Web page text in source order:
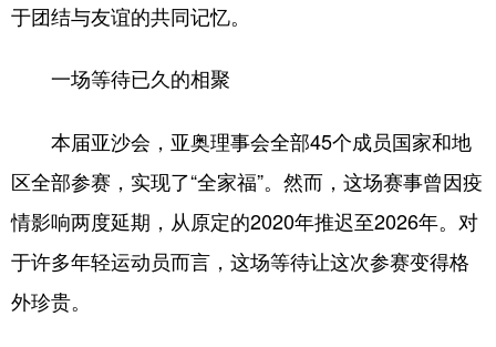
于团结与友谊的共同记忆。
一场等待已久的相聚
本届亚沙会，亚奥理事会全部45个成员国家和地
区全部参赛，实现了“全家福”。然而，这场赛事曾因疫
情影响两度延期，从原定的2020年推迟至2026年。对
于许多年轻运动员而言，这场等待让这次参赛变得格
外珍贵。